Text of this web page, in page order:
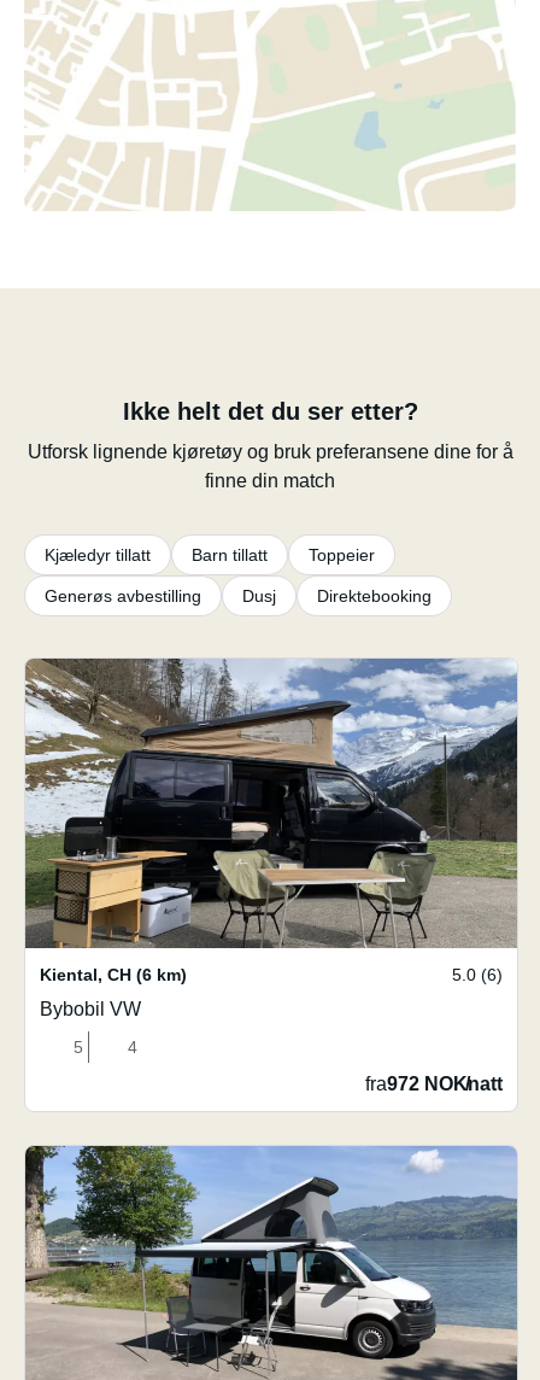
Ikke helt det du ser etter?
Utforsk lignende kjøretøy og bruk preferansene dine for å
finne din match
Kjæledyr tillatt Barn tillatt Toppeier
Generøs avbestilling Dusj Direktebooking
Kiental, CH (6 km) 5.0 (6)
Bybobil VW
5 4
fra972 NOK/natt